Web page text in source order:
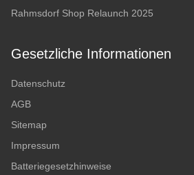
Rahmsdorf Shop Relaunch 2025
Gesetzliche Informationen
Datenschutz
AGB
Sitemap
Impressum
Batteriegesetzhinweise